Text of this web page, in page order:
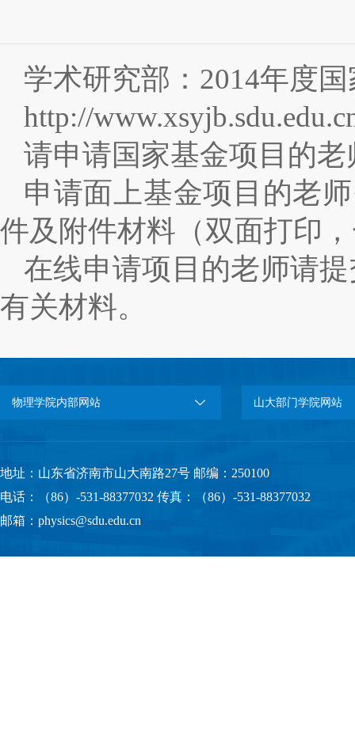
学术研究部：2014年度
http://
请申请国家基金项目的
申请面上基金项目的老
件及附件材料（双面打印
在线申请项目的老师请
有关材料。
物理学院内部网站 山大部门学院网站
地址：山东省济南市山大南路27号 邮编：250100
电话：（86）-531-88377032 传真：（86）-531-88377032
邮箱：physics@sdu.edu.cn